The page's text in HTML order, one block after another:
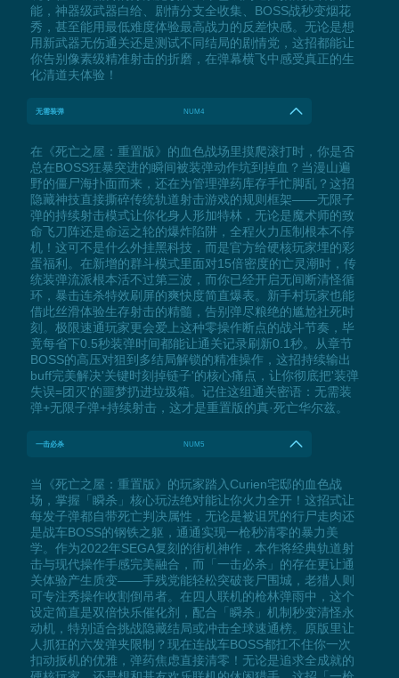
能，神器级武器白给、剧情分支全收集、BOSS战秒变烟花
秀，甚至能用最低难度体验最高战力的反差快感。无论是想
用新武器无伤通关还是测试不同结局的剧情党，这招都能让
你告别像素级精准射击的折磨，在弹幕横飞中感受真正的生
化清道夫体验！
无需装弹 NUM4
在《死亡之屋：重置版》的血色战场里摸爬滚打时，你是否
总在BOSS狂暴突进的瞬间被装弹动作坑到掉血？当漫山遍
野的僵尸海扑面而来，还在为管理弹药库存手忙脚乱？这招
隐藏神技直接撕碎传统轨道射击游戏的规则框架——无限子
弹的持续射击模式让你化身人形加特林，无论是魔术师的致
命飞刀阵还是命运之轮的爆炸陷阱，全程火力压制根本不停
机！这可不是什么外挂黑科技，而是官方给硬核玩家埋的彩
蛋福利。在新增的群斗模式里面对15倍密度的亡灵潮时，传
统装弹流派根本活不过第三波，而你已经开启无间断清怪循
环，暴击连杀特效刷屏的爽快度简直爆表。新手村玩家也能
借此丝滑体验生存射击的精髓，告别弹尽粮绝的尴尬社死时
刻。极限速通玩家更会爱上这种零操作断点的战斗节奏，毕
竟每省下0.5秒装弹时间都能让通关记录刷新0.1秒。从章节
BOSS的高压对狙到多结局解锁的精准操作，这招持续输出
buff完美解决'关键时刻掉链子'的核心痛点，让你彻底把'装弹
失误=团灭'的噩梦扔进垃圾箱。记住这组通关密语：无需装
弹+无限子弹+持续射击，这才是重置版的真·死亡华尔兹。
一击必杀 NUM5
当《死亡之屋：重置版》的玩家踏入Curien宅邸的血色战
场，掌握「瞬杀」核心玩法绝对能让你火力全开！这招式让
每发子弹都自带死亡判决属性，无论是被诅咒的行尸走肉还
是战车BOSS的钢铁之躯，通通实现一枪秒清零的暴力美
学。作为2022年SEGA复刻的街机神作，本作将经典轨道射
击与现代操作手感完美融合，而「一击必杀」的存在更让通
关体验产生质变——手残党能轻松突破丧尸围城，老猎人则
可专注秀操作收割倒吊者。在四人联机的枪林弹雨中，这个
设定简直是双倍快乐催化剂，配合「瞬杀」机制秒变清怪永
动机，特别适合挑战隐藏结局或冲击全球速通榜。原版里让
人抓狂的六发弹夹限制？现在连战车BOSS都扛不住你一次
扣动扳机的优雅，弹药焦虑直接清零！无论是追求全成就的